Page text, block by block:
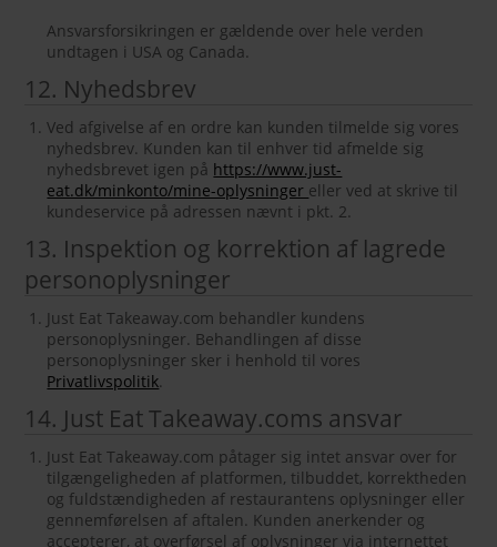
Ansvarsforsikringen er gældende over hele verden
undtagen i USA og Canada.
12. Nyhedsbrev
Ved afgivelse af en ordre kan kunden tilmelde sig vores
nyhedsbrev. Kunden kan til enhver tid afmelde sig
nyhedsbrevet igen på https://www.just-
eat.dk/minkonto/mine-oplysninger eller ved at skrive til
kundeservice på adressen nævnt i pkt. 2.
13. Inspektion og korrektion af lagrede
personoplysninger
Just Eat Takeaway.com behandler kundens
personoplysninger. Behandlingen af disse
personoplysninger sker i henhold til vores
Privatlivspolitik.
14. Just Eat Takeaway.coms ansvar
Just Eat Takeaway.com påtager sig intet ansvar over for
tilgængeligheden af ​​platformen, tilbuddet, korrektheden
og fuldstændigheden af ​​restaurantens oplysninger eller
gennemførelsen af ​​aftalen. Kunden anerkender og
accepterer, at overførsel af oplysninger via internettet